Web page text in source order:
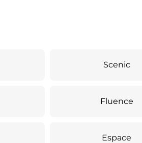
Scenic
Fluence
Espace